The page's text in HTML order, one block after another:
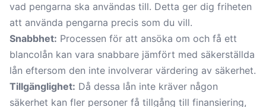
vad pengarna ska användas till. Detta ger dig friheten
att använda pengarna precis som du vill.
Snabbhet: Processen för att ansöka om och få ett
blancolån kan vara snabbare jämfört med säkerställda
lån eftersom den inte involverar värdering av säkerhet.
Tillgänglighet: Då dessa lån inte kräver någon
säkerhet kan fler personer få tillgång till finansiering,